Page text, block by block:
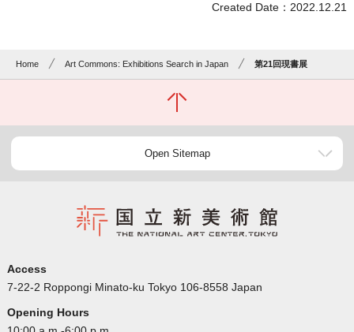
Created Date：2022.12.21
Home Art Commons: Exhibitions Search in Japan 第21回現書展
Open Sitemap
Access
7-22-2 Roppongi Minato-ku Tokyo 106-8558 Japan
Opening Hours